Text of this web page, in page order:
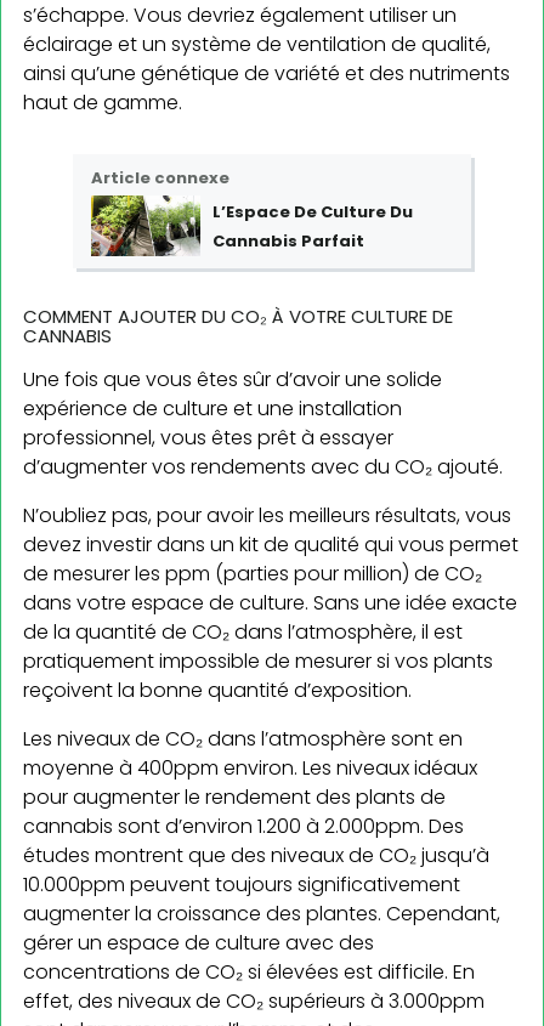
s’échappe. Vous devriez également utiliser un
éclairage et un système de ventilation de qualité,
ainsi qu’une génétique de variété et des nutriments
haut de gamme.
Article connexe
L’Espace De Culture Du
Cannabis Parfait
COMMENT AJOUTER DU CO₂ À VOTRE CULTURE DE
CANNABIS
Une fois que vous êtes sûr d’avoir une solide
expérience de culture et une installation
professionnel, vous êtes prêt à essayer
d’augmenter vos rendements avec du CO₂ ajouté.
N’oubliez pas, pour avoir les meilleurs résultats, vous
devez investir dans un kit de qualité qui vous permet
de mesurer les ppm (parties pour million) de CO₂
dans votre espace de culture. Sans une idée exacte
de la quantité de CO₂ dans l’atmosphère, il est
pratiquement impossible de mesurer si vos plants
reçoivent la bonne quantité d’exposition.
Les niveaux de CO₂ dans l’atmosphère sont en
moyenne à 400ppm environ. Les niveaux idéaux
pour augmenter le rendement des plants de
cannabis sont d’environ 1.200 à 2.000ppm. Des
études montrent que des niveaux de CO₂ jusqu’à
10.000ppm peuvent toujours significativement
augmenter la croissance des plantes. Cependant,
gérer un espace de culture avec des
concentrations de CO₂ si élevées est difficile. En
effet, des niveaux de CO₂ supérieurs à 3.000ppm